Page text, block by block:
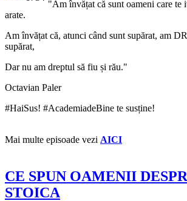
"Am învățat că sunt oameni care te
arate.
Am învățat că, atunci când sunt supărat, am
supărat,
Dar nu am dreptul să fiu și rău."
Octavian Paler
#HaiSus! #AcademiadeBine te susține!
Mai multe episoade vezi AICI
CE SPUN OAMENII
STOICA